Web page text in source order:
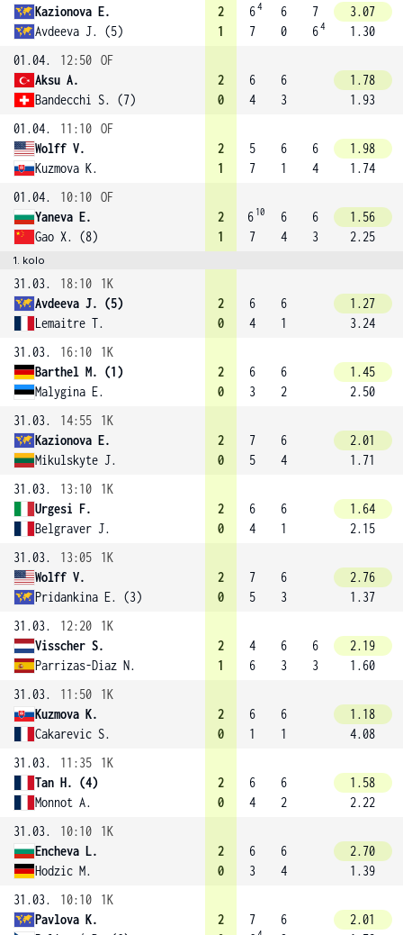
Kazionova E.
Avdeeva J. (5)
2
1
64
7
6
0
7
64
3.07
1.30
01.04.
12:50 OF
Aksu A.
Bandecchi S. (7)
2
0
6
4
6
3
1.78
1.93
01.04.
11:10 OF
Wolff V.
Kuzmova K.
2
1
5
7
6
1
6
4
1.98
1.74
01.04.
10:10 OF
Yaneva E.
Gao X. (8)
2
1
6 10
7
6
4
6
3
1.56
2.25
1. kolo
31.03. 18:10
1K
Avdeeva J. (5)
Lemaitre T.
2
0
6
4
6
1
1.27
3.24
31.03.
16:10
1K
Barthel M. (1)
Malygina E.
2
0
6
3
6
2
1.45
2.50
31.03.
14:55
1K
Kazionova E.
Mikulskyte J.
2
0
7
5
6
4
2.01
1.71
31.03.
13:10
1K
Urgesi F.
Belgraver J.
2
0
6
4
6
1
1.64
2.15
31.03.
13:05
1K
Wolff V.
Pridankina E. (3)
2
0
7
5
6
3
2.76
1.37
31.03.
12:20
1K
Visscher S.
Parrizas-Diaz N.
2
1
4
6
6
3
6
3
2.19
1.60
31.03.
11:50
1K
Kuzmova K.
Cakarevic S.
2
0
6
1
6
1
1.18
4.08
31.03.
11:35
1K
Tan H. (4)
Monnot A.
2
0
6
4
6
2
1.58
2.22
31.03.
10:10
1K
Encheva L.
Hodzic M.
2
0
6
3
6
4
2.70
1.39
31.03.
10:10
1K
Pavlova K.
2
7
6
2.01